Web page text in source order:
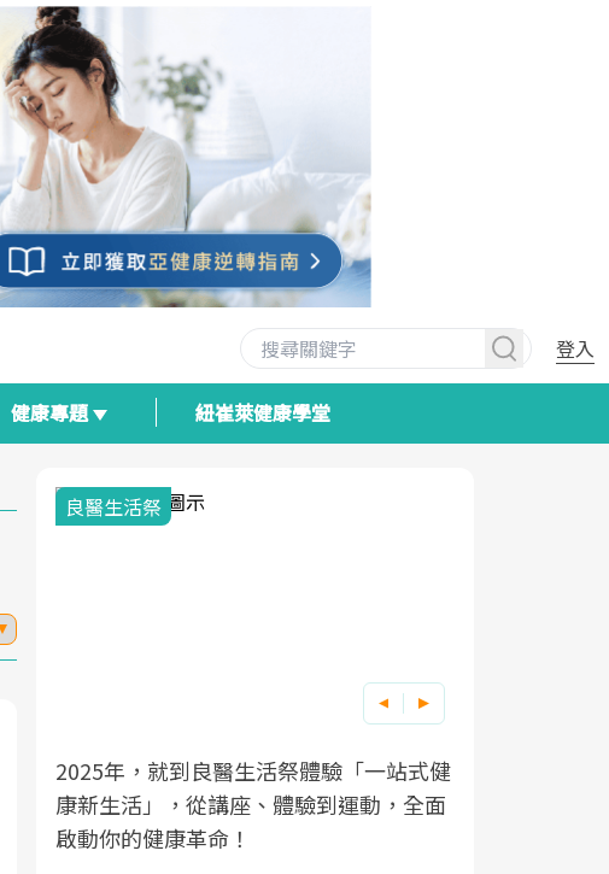
登入
健康專題 紐崔萊健康學堂
我與健康韌性的距離
良醫健康網從「換季的身體變化」出發，
透過醫學觀點與日常感受的對話，建立對
亞健康的認知，進而引導實際的改善行